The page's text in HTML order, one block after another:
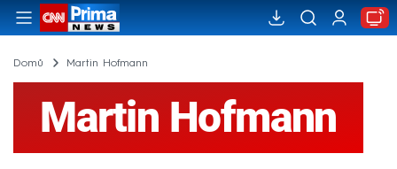
Domů Martin Hofmann
Martin Hofmann